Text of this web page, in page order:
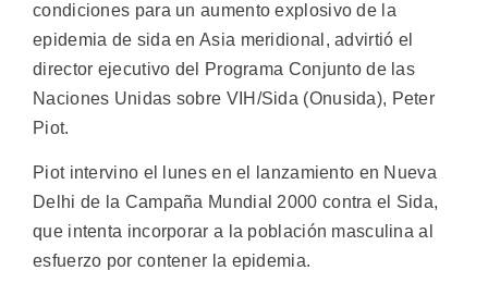
condiciones para un aumento explosivo de la
epidemia de sida en Asia meridional, advirtió el
director ejecutivo del Programa Conjunto de las
Naciones Unidas sobre VIH/Sida (Onusida), Peter
Piot.
Piot intervino el lunes en el lanzamiento en Nueva
Delhi de la Campaña Mundial 2000 contra el Sida,
que intenta incorporar a la población masculina al
esfuerzo por contener la epidemia.